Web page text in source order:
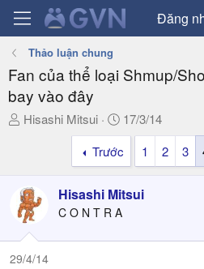
Đăng
Thảo luận chung
Fan của thể loại Shmup/
bay vào đây
T
a
d
s
t
a
Hisashi Mitsui
N
g
à
y
ử
17/3/14
Trước
1 2 3
Hisashi Mitsui
C O N T R A
29/4/14